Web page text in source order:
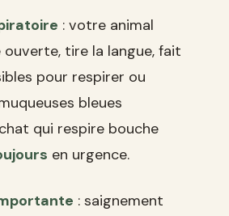
: votre animal
tire la langue, fait
pour respirer ou
bleues
qui respire bouche
en urgence.
: saignement